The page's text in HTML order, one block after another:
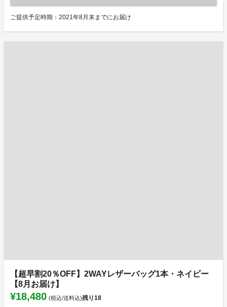
ご提供予定時期：2021年8月末までにお届け
【超早割20％OFF】2WAYレザーバッグ1本・ネイビー
【8月お届け】
¥18,480 (税込/送料込)残り18